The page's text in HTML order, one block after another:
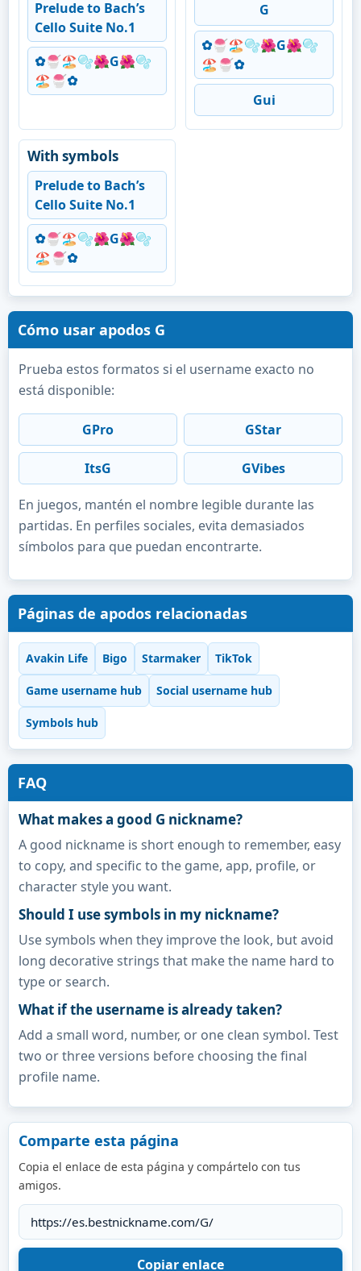
Prelude to Bach’s
Cello Suite No.1
✿🍧🏖️🫧🌺G🌺🫧
🏖️🍧✿⁠
G
✿🍧🏖️🫧🌺G🌺🫧
🏖️🍧✿⁠
Gui
With symbols
Prelude to Bach’s
Cello Suite No.1
✿🍧🏖️🫧🌺G🌺🫧
🏖️🍧✿⁠
Cómo usar apodos G
Prueba estos formatos si el username exacto no
está disponible:
GPro GStar
ItsG GVibes
En juegos, mantén el nombre legible durante las
partidas. En perfiles sociales, evita demasiados
símbolos para que puedan encontrarte.
Páginas de apodos relacionadas
Avakin Life Bigo Starmaker TikTok
Game username hub Social username hub
Symbols hub
FAQ
What makes a good G nickname?
A good nickname is short enough to remember, easy
to copy, and specific to the game, app, profile, or
character style you want.
Should I use symbols in my nickname?
Use symbols when they improve the look, but avoid
long decorative strings that make the name hard to
type or search.
What if the username is already taken?
Add a small word, number, or one clean symbol. Test
two or three versions before choosing the final
profile name.
Comparte esta página
Copia el enlace de esta página y compártelo con tus
amigos.